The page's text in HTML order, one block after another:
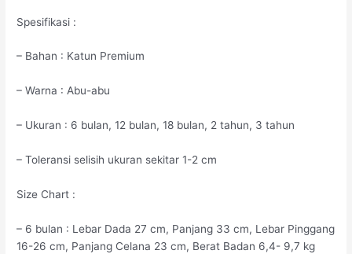
Spesifikasi :
– Bahan : Katun Premium
– Warna : Abu-abu
– Ukuran : 6 bulan, 12 bulan, 18 bulan, 2 tahun, 3 tahun
– Toleransi selisih ukuran sekitar 1-2 cm
Size Chart :
– 6 bulan : Lebar Dada 27 cm, Panjang 33 cm, Lebar Pinggang
16-26 cm, Panjang Celana 23 cm, Berat Badan 6,4- 9,7 kg